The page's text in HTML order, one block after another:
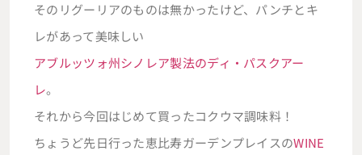
そのリグーリアのものは無かったけど、パンチとキ
レがあって美味しい
アブルッツォ州シノレア製法のディ・パスクアー
レ。
それから今回はじめて買ったコクウマ調味料！
ちょうど先日行った恵比寿ガーデンプレイスのWINE